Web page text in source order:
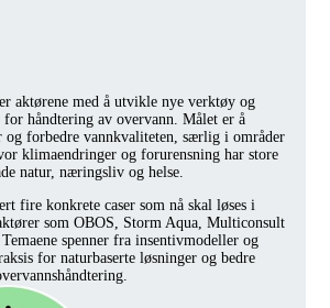
aktørene med å utvikle nye verktøy og
håndtering av overvann. Målet er å
og forbedre vannkvaliteten, særlig i områder
klimaendringer og forurensning har store
natur, næringsliv og helse.
fire konkrete caser som nå skal løses i
som OBOS, Storm Aqua, Multiconsult
spenner fra insentivmodeller og
for naturbaserte løsninger og bedre